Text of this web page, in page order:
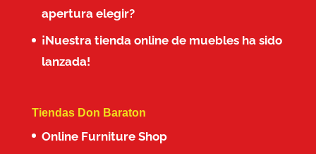
apertura elegir?
¡Nuestra tienda online de muebles ha sido
lanzada!
Tiendas Don Baraton
Online Furniture Shop